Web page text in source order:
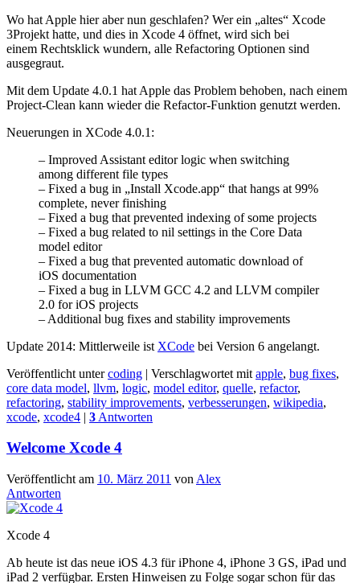
Wo hat Apple hier aber nun geschlafen? Wer ein „altes“ Xcode
3Projekt hatte, und dies in Xcode 4 öffnet, wird sich bei
einem Rechtsklick wundern, alle Refactoring Optionen sind
ausgegraut.
Mit dem Update 4.0.1 hat Apple das Problem behoben, nach einem
Project-Clean kann wieder die Refactor-Funktion genutzt werden.
Neuerungen in XCode 4.0.1:
– Improved Assistant editor logic when switching
among different file types
– Fixed a bug in „Install Xcode.app“ that hangs at 99%
complete, never finishing
– Fixed a bug that prevented indexing of some projects
– Fixed a bug related to nil settings in the Core Data
model editor
– Fixed a bug that prevented automatic download of
iOS documentation
– Fixed a bug in LLVM GCC 4.2 and LLVM compiler
2.0 for iOS projects
– Additional bug fixes and stability improvements
Update 2014: Mittlerweile ist XCode bei Version 6 angelangt.
Veröffentlicht unter coding | Verschlagwortet mit apple, bug fixes,
core data model, llvm, logic, model editor, quelle, refactor,
refactoring, stability improvements, verbesserungen, wikipedia,
xcode, xcode4 | 3 Antworten
Welcome Xcode 4
Veröffentlicht am 10. März 2011 von Alex
Antworten
Xcode 4
Ab heute ist das neue iOS 4.3 für iPhone 4, iPhone 3 GS, iPad und
iPad 2 verfügbar. Ersten Hinweisen zu Folge sogar schon für das